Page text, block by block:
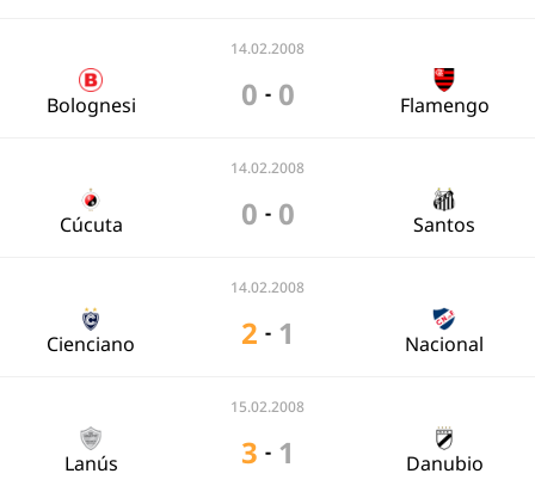
14.02.2008
Bolognesi 0 - 0 Flamengo
14.02.2008
Cúcuta 0 - 0 Santos
14.02.2008
Cienciano 2 - 1 Nacional
15.02.2008
Lanús 3 - 1 Danubio